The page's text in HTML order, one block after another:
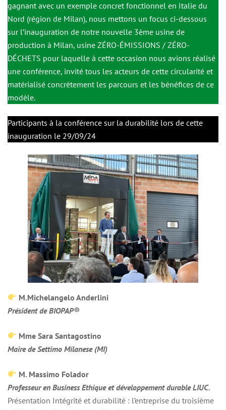
gagnant avec un exemple concret fonctionnel en Italie du
Nord (région de Milan), nous mettons un focus ci-dessous
sur l’inauguration de notre nouvelle 3ème usine de
production à Milan, usine ZÉRO-ÉMISSIONS / ZÉRO-
DÉCHETS pour laquelle à cette occasion nous avions réalisé
une conférence, invité tous les acteurs de cette circularité et
matérialisé concrètement les parcours et les bénéfices de ce
modèle.
Participants à la conférence sur la durabilité lors de cette
inauguration le 29/09/24
M.Michelangelo Anderlini
Président de BIOPAP®
Mme Sara Santagostino
Maire de Settimo Milanese (MI)
M. Massimo Folador
Professeur en Business Ethique et développement durable LIUC.
Présentation Intégrité et durabilité : l’entreprise du troisième